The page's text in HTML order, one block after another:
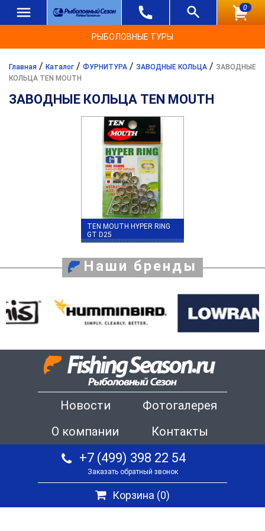
0
РЫБОЛОВНЫЕ ТУРЫ
Главная / Каталог / ФУРНИТУРА / ЗАВОДНЫЕ КОЛЬЦА / ЗАВОДНЫЕ
КОЛЬЦА TEN MOUTH
ЗАВОДНЫЕ КОЛЬЦА TEN MOUTH
TEN MOUTH HYPER RING
GT D25
Наши бренды
Новости
Фотогалерея
О компании
Контакты
+7 (499) 398 22 54
Заказать обратный звонок
Корзина (0)